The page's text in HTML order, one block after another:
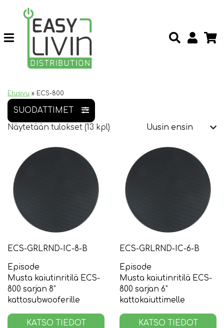
Etusivu » ECS-800
SUODATTIMET
Näytetään tulokset (13 kpl)
ECS-GRLRND-IC-8-B
Episode
Musta kaiutinritilä ECS-
800 sarjan 8”
kattosubwooferille
KATSO TIEDOT
ECS-GRLRND-IC-6-B
Episode
Musta kaiutinritilä ECS-
800 sarjan 6”
kattokaiuttimelle
KATSO TIEDOT